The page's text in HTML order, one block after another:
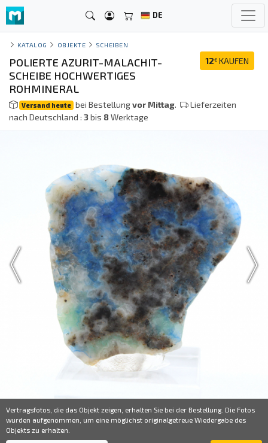
DE
KATALOG OBJEKTE SCHEIBEN
12€ KAUFEN
POLIERTE AZURIT-MALACHIT-
SCHEIBE HOCHWERTIGES
ROHMINERAL
Versand heute bei Bestellungvor Mittag.
Lieferzeiten
nach Deutschland : 3bis 8Werktage
Vertragsfotos, die das Objekt zeigen, erhalten Sie bei der Bestellung. Die Fotos
wurden aufgenommen, um eine möglichst originalgetreue Wiedergabe des
Objekts zu erhalten.